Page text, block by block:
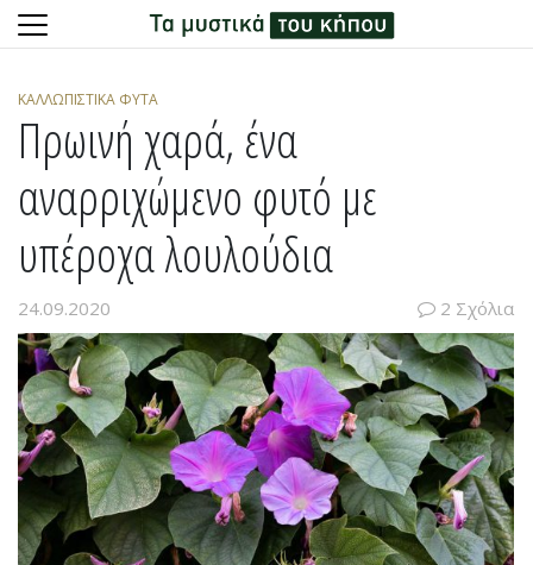
content
ΚΑΛΛΩΠΙΣΤΙΚΆ ΦΥΤΆ
Πρωινή χαρά, ένα
αναρριχώμενο φυτό με
υπέροχα λουλούδια
24.09.2020 2 Σχόλια